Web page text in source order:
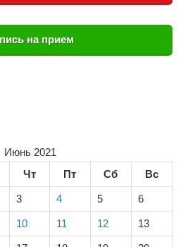
на прием
Июнь 2021
Чт Пт Сб Вс
3 4 5 6
10 11 12 13